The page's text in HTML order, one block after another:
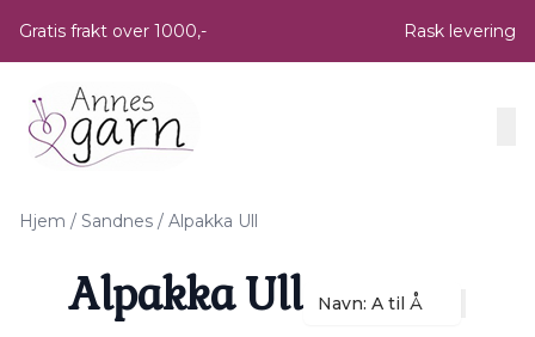
Gratis frakt over 1000,- Rask levering
Hjem / Sandnes / Alpakka Ull
Alpakka Ull Navn: A til Å